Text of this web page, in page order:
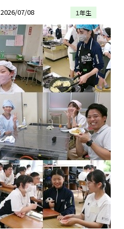
2026/07/08 １年生